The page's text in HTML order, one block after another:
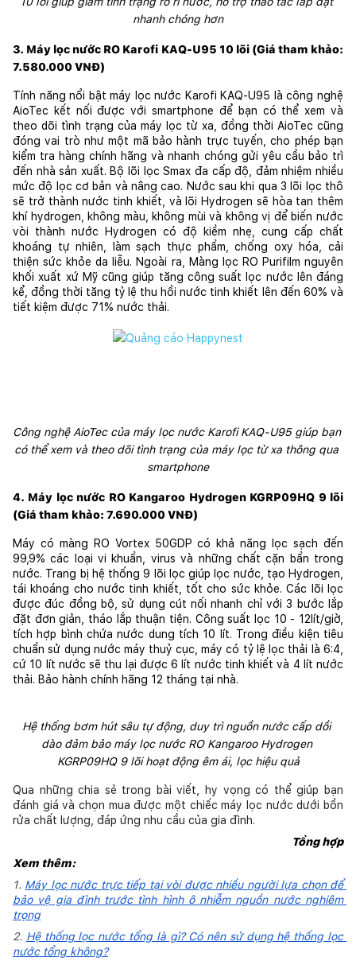
nhanh chóng hơn
3. Máy lọc nước RO Karofi KAQ-U95 10 lõi (Giá tham khảo:
7.580.000 VNĐ)
Tính năng nổi bật máy lọc nước Karofi KAQ-U95 là công nghệ
AioTec kết nối được với smartphone để bạn có thể xem và
theo dõi tình trạng của máy lọc từ xa, đồng thời AioTec cũng
đóng vai trò như một mã bảo hành trực tuyến, cho phép bạn
kiểm tra hàng chính hãng và nhanh chóng gửi yêu cầu bảo trì
đến nhà sản xuất. Bộ lõi lọc Smax đa cấp độ, đảm nhiệm nhiều
mức độ lọc cơ bản và nâng cao. Nước sau khi qua 3 lõi lọc thô
sẽ trở thành nước tinh khiết, và lõi Hydrogen sẽ hòa tan thêm
khí hydrogen, không màu, không mùi và không vị để biến nước
vòi thành nước Hydrogen có độ kiềm nhẹ, cung cấp chất
khoáng tự nhiên, làm sạch thực phẩm, chống oxy hóa, cải
thiện sức khỏe da liễu. Ngoài ra, Màng lọc RO Purifilm nguyên
khối xuất xứ Mỹ cũng giúp tăng công suất lọc nước lên đáng
kể, đồng thời tăng tỷ lệ thu hồi nước tinh khiết lên đến 60% và
tiết kiệm được 71% nước thải.
Công nghệ AioTec của máy lọc nước Karofi KAQ-U95 giúp bạn
có thể xem và theo dõi tình trạng của máy lọc từ xa thông qua
smartphone
4. Máy lọc nước RO Kangaroo Hydrogen KGRP09HQ 9 lõi
(Giá tham khảo: 7.690.000 VNĐ)
Máy có màng RO Vortex 50GDP có khả năng lọc sạch đến
99,9% các loại vi khuẩn, virus và những chất cặn bẩn trong
nước. Trang bị hệ thống 9 lõi lọc giúp lọc nước, tạo Hydrogen,
tái khoáng cho nước tinh khiết, tốt cho sức khỏe. Các lõi lọc
được đúc đồng bộ, sử dụng cút nối nhanh chỉ với 3 bước lắp
đặt đơn giản, tháo lắp thuận tiện. Công suất lọc 10 - 12lít/giờ,
tích hợp bình chứa nước dung tích 10 lít. Trong điều kiện tiêu
chuẩn sử dụng nước máy thuỷ cục, máy có tỷ lệ lọc thải là 6:4,
cứ 10 lít nước sẽ thu lại được 6 lít nước tinh khiết và 4 lít nước
thải. Bảo hành chính hãng 12 tháng tại nhà.
Hệ thống bơm hút sâu tự động, duy trì nguồn nước cấp dồi
dào đảm bảo máy lọc nước RO Kangaroo Hydrogen
KGRP09HQ 9 lõi hoạt động êm ái, lọc hiệu quả
Qua những chia sẻ trong bài viết, hy vọng có thể giúp bạn
đánh giá và chọn mua được một chiếc máy lọc nước dưới bồn
rửa chất lượng, đáp ứng nhu cầu của gia đình.
Tổng hợp
Xem thêm:
1. Máy lọc nước trực tiếp tại vòi được nhiều người lựa chọn để
bảo vệ gia đình trước tình hình ô nhiễm nguồn nước nghiêm
trọng
2. Hệ thống lọc nước tổng là gì? Có nên sử dụng hệ thống lọc
nước tổng không?